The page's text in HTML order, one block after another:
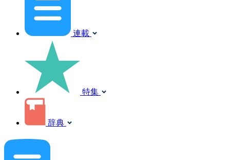
連載
特集
辞典